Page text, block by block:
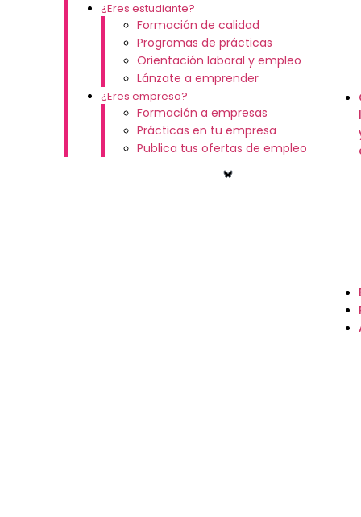
¿Eres estudiante?
Formación de calidad
Programas de prácticas
Orientación laboral y empleo
Lánzate a emprender
¿Eres empresa?
Formación a empresas
Prácticas en tu empresa
Publica tus ofertas de empleo